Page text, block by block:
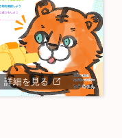
詳細を見る